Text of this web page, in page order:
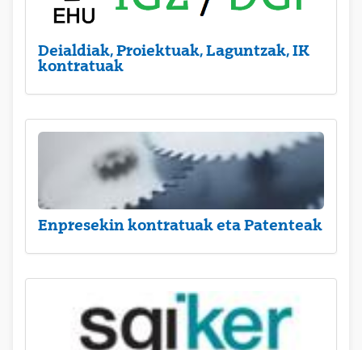
Deialdiak, Proiektuak, Laguntzak, IK
kontratuak
Enpresekin kontratuak eta Patenteak